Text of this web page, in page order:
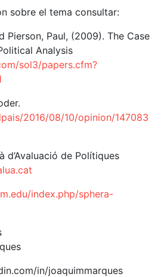
sobre el tema consultar:
Pierson, Paul, (2009). The Case
Analysis
sol3/papers.cfm?
2016/08/10/opinion/147083
d’Avaluació de Polítiques
index.php/sphera-
in/joaquimmarques